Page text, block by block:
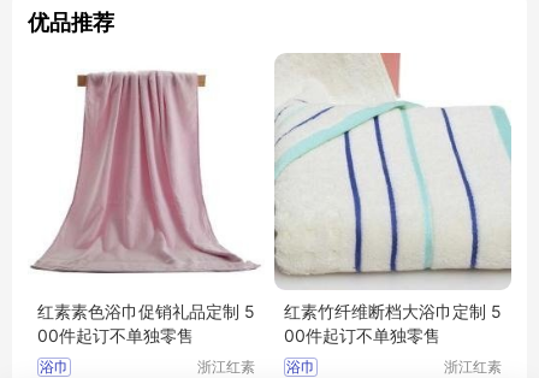
优品推荐
红素素色浴巾促销礼品定制 5
00件起订不单独零售
浴巾
浙江红素
红素竹纤维断档大浴巾定制 5
00件起订不单独零售
浴巾
浙江红素